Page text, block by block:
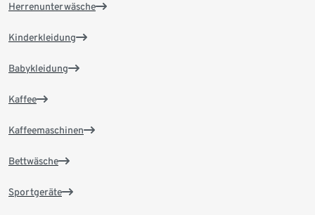
Herrenunterwäsche
Kinderkleidung
Babykleidung
Kaffee
Kaffeemaschinen
Bettwäsche
Sportgeräte